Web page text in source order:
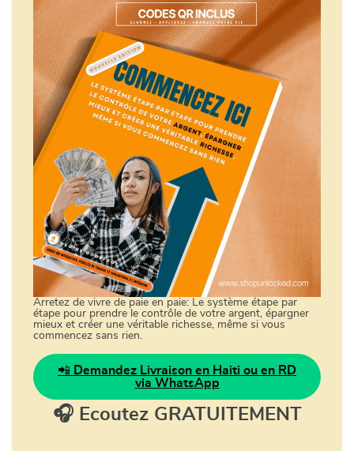
Arretez de vivre de paie en paie: Le système étape par
étape pour prendre le contrôle de votre argent, épargner
mieux et créer une véritable richesse, même si vous
commencez sans rien.
📲 Demandez Livraison en Haiti ou en RD
via WhatsApp
🎧 Ecoutez GRATUITEMENT